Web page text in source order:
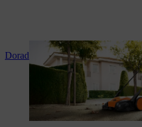
Doradztwo i instruktaż produktowy